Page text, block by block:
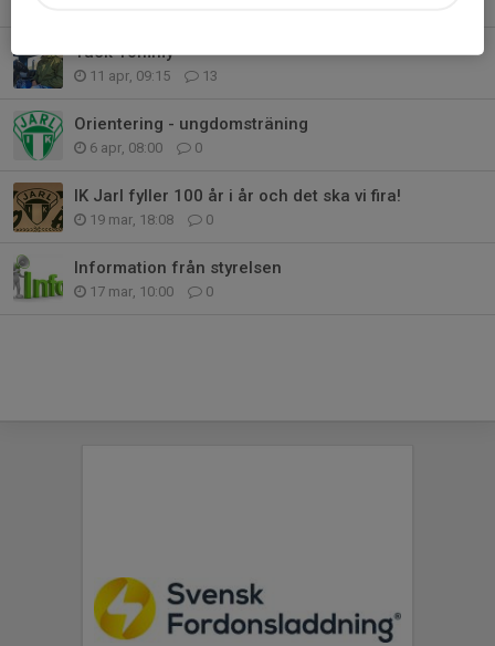
Tack Tommy
11 apr, 09:15 13
Orientering - ungdomsträning
6 apr, 08:00 0
IK Jarl fyller 100 år i år och det ska vi fira!
19 mar, 18:08 0
Information från styrelsen
17 mar, 10:00 0